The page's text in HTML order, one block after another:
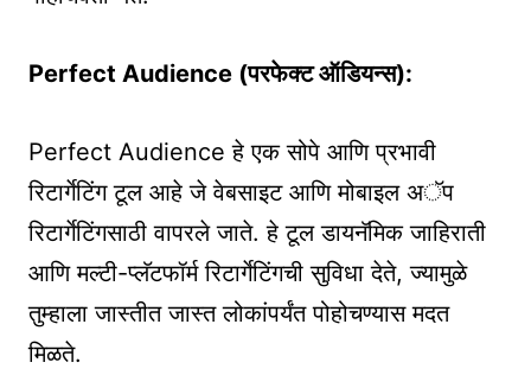
Perfect Audience (परफेक्ट ऑडियन्स):
Perfect Audience हे एक सोपे आणि प्रभावी
रिटार्गेटिंग टूल आहे जे वेबसाइट आणि मोबाइल अॅप
रिटार्गेटिंगसाठी वापरले जाते. हे टूल डायनॅमिक जाहिराती
आणि मल्टी-प्लॅटफॉर्म रिटार्गेटिंगची सुविधा देते, ज्यामुळे
तुम्हाला जास्तीत जास्त लोकांपर्यंत पोहोचण्यास मदत
मिळते.